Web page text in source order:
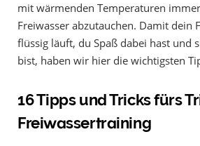
mit wärmenden Temperaturen
Freiwasser abzutauchen. Damit dein
flüssig läuft, du Spaß dabei hast und
bist, haben wir hier die wichtigsten
16 Tipps und Tricks fürs
Freiwassertraining